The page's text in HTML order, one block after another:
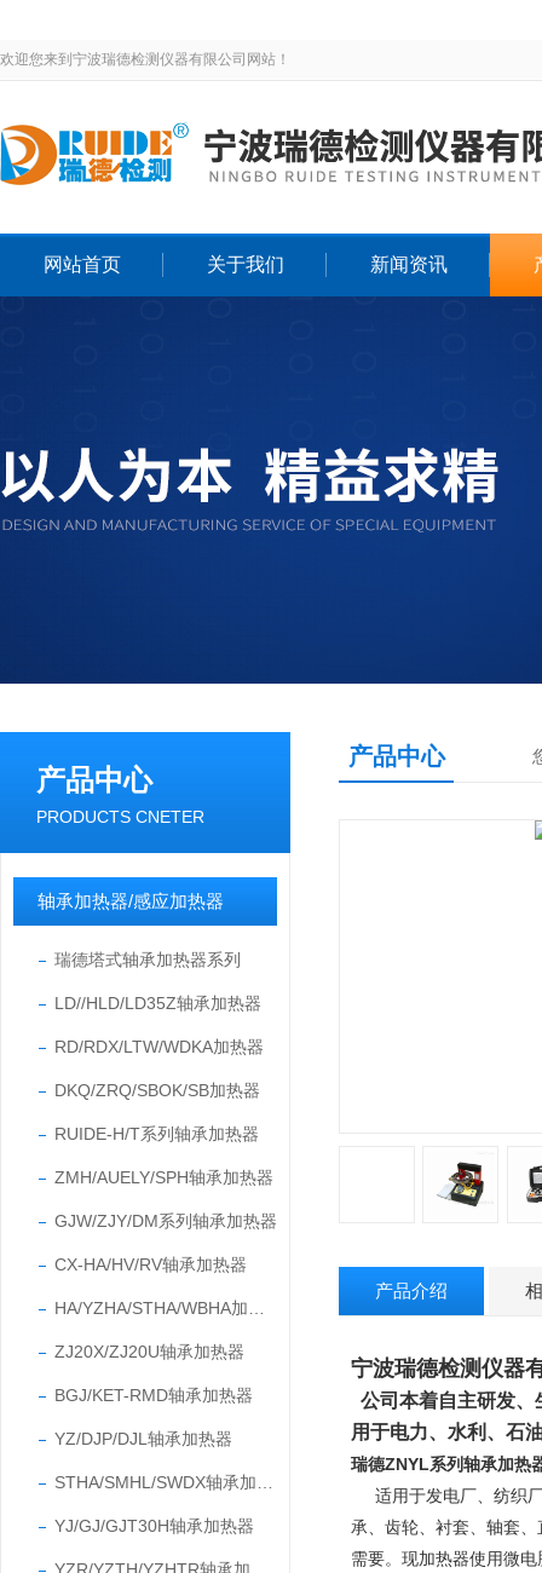
欢迎您来到宁波瑞德检测仪器有限公司网站！
网站首页 关于我们 新闻资讯
产品中心
PRODUCTS CNETER
轴承加热器/感应加热器
瑞德塔式轴承加热器系列
LD//HLD/LD35Z轴承加热器
RD/RDX/LTW/WDKA加热器
DKQ/ZRQ/SBOK/SB加热器
RUIDE-H/T系列轴承加热器
ZMH/AUELY/SPH轴承加热器
GJW/ZJY/DM系列轴承加热器
CX-HA/HV/RV轴承加热器
ZJ20X/ZJ20U轴承加热器
BGJ/KET-RMD轴承加热器
YZ/DJP/DJL轴承加热器
YJ/GJ/GJT30H轴承加热器
产品中心
产品介绍
宁波瑞德检测仪
公司本着自主研发、
用于电力、水利、石
瑞德ZNYL系列轴承加热
适用于发电厂、纺织
承、齿轮、衬套、轴套
需要。 现加热器使用微